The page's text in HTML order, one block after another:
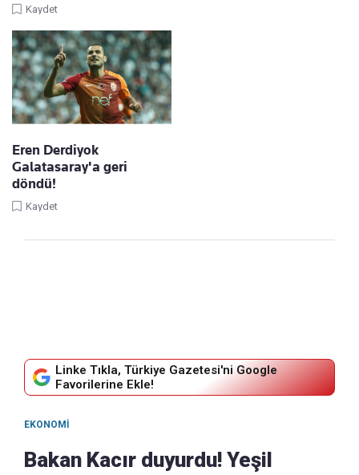
Kaydet
Eren Derdiyok
Galatasaray'a geri
döndü!
Kaydet
Linke Tıkla, Türkiye Gazetesi'ni Google
Favorilerine Ekle!
EKONOMI
Bakan Kacır duyurdu! Yeşil